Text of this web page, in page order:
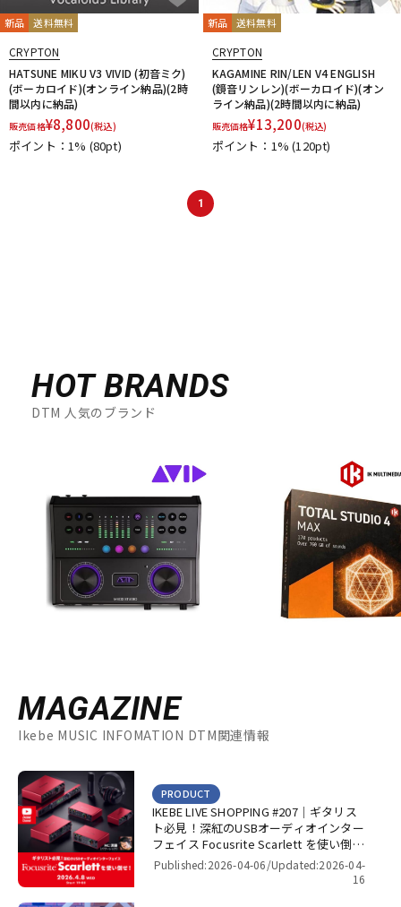
新品 送料無料
CRYPTON
HATSUNE MIKU V3 VIVID (初音ミク)
(ボーカロイド)(オンライン納品)(2時
間以内に納品)
販売価格¥8,800(税込)
ポイント：1% (80pt)
新品 送料無料
CRYPTON
KAGAMINE RIN/LEN V4 ENGLISH
(鏡音リンレン)(ボーカロイド)(オン
ライン納品)(2時間以内に納品)
販売価格¥13,200(税込)
ポイント：1%(120pt)
1
HOT BRANDS
DTM 人気のブランド
MAGAZINE
Ikebe MUSIC INFOMATION DTM関連情報
IKEBE LIVE SHOPPING #207｜ギタリス
ト必見！深紅のUSBオーディオインター
フェイス Focusrite Scarlett を使い倒
せ！【presented by パワーレック】
PRODUCT
Published:2026-04-06/Updated:2026-04-
16